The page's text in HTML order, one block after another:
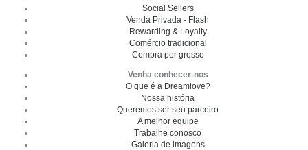
Social Sellers
Venda Privada - Flash
Rewarding & Loyalty
Comércio tradicional
Compra por grosso
Venha conhecer-nos
O que é a Dreamlove?
Nossa história
Queremos ser seu parceiro
A melhor equipe
Trabalhe conosco
Galeria de imagens